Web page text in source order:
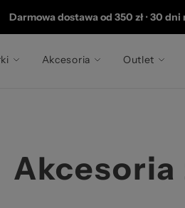
Darmowa dostawa od 350 zł •30 dni
Akcesoria Outlet
Akcesoria